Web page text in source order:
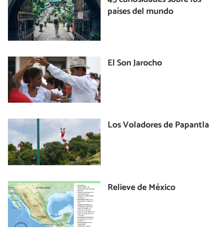
países del mundo
El Son Jarocho
Los Voladores de Papantla
Relieve de México